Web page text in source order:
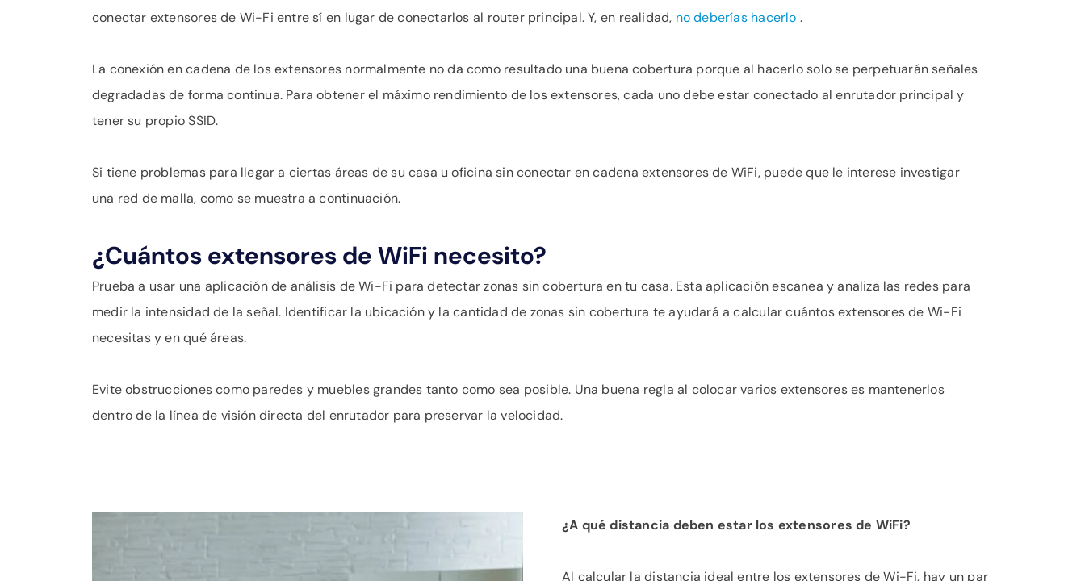
conectar extensores de Wi-Fi entre sí en lugar de conectarlos al router principal. Y, en realidad, no deberías hacerlo .
La conexión en cadena de los extensores normalmente no da como resultado una buena cobertura porque al hacerlo solo se perpetuarán señales
degradadas de forma continua. Para obtener el máximo rendimiento de los extensores, cada uno debe estar conectado al enrutador principal y
tener su propio SSID.
Si tiene problemas para llegar a ciertas áreas de su casa u oficina sin conectar en cadena extensores de WiFi, puede que le interese investigar
una red de malla, como se muestra a continuación.
¿Cuántos extensores de WiFi necesito?
Prueba a usar una aplicación de análisis de Wi-Fi para detectar zonas sin cobertura en tu casa. Esta aplicación escanea y analiza las redes para
medir la intensidad de la señal. Identificar la ubicación y la cantidad de zonas sin cobertura te ayudará a calcular cuántos extensores de Wi-Fi
necesitas y en qué áreas.
Evite obstrucciones como paredes y muebles grandes tanto como sea posible. Una buena regla al colocar varios extensores es mantenerlos
dentro de la línea de visión directa del enrutador para preservar la velocidad.
¿A qué distancia deben estar los extensores de WiFi?
Al calcular la distancia ideal entre los extensores de Wi-Fi, hay un par